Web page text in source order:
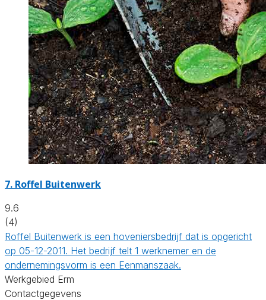
7. Roffel Buitenwerk
9.6
(4)
Roffel Buitenwerk is een hoveniersbedrijf dat is opgericht
op 05-12-2011. Het bedrijf telt 1 werknemer en de
ondernemingsvorm is een Eenmanszaak.
Werkgebied Erm
Contactgegevens